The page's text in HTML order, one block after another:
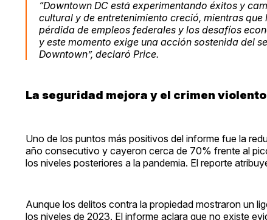
“Downtown DC está experimentando éxitos y
cultural y de entretenimiento creció, mientras
pérdida de empleos federales y los desafíos
y este momento exige una acción sostenida del
Downtown”, declaró Price.
La seguridad mejora y el crimen
Uno de los puntos más positivos del informe fue la
año consecutivo y cayeron cerca de 70% frente al
los niveles posteriores a la pandemia. El reporte
Aunque los delitos contra la propiedad mostraron un
los niveles de 2023. El informe aclara que no existe